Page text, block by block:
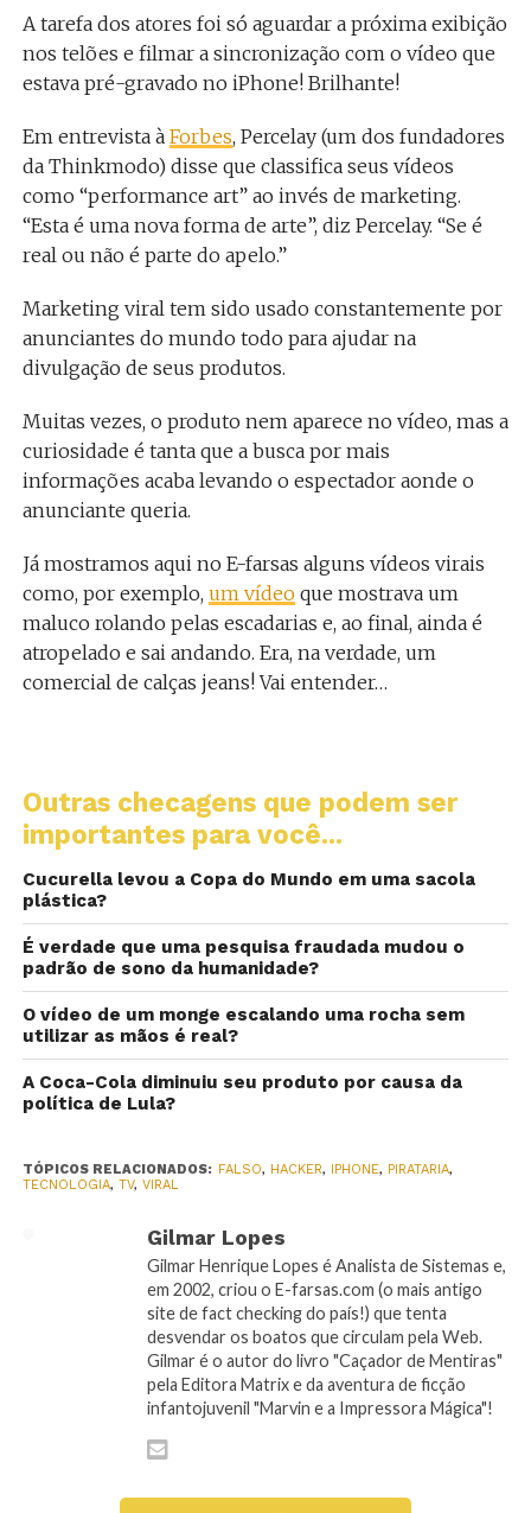
A tarefa dos atores foi só aguardar a próxima exibição
nos telões e filmar a sincronização com o vídeo que
estava pré-gravado no iPhone! Brilhante!
Em entrevista à Forbes, Percelay (um dos fundadores
da Thinkmodo) disse que classifica seus vídeos
como “performance art” ao invés de marketing.
“Esta é uma nova forma de arte”, diz Percelay. “Se é
real ou não é parte do apelo.”
Marketing viral tem sido usado constantemente por
anunciantes do mundo todo para ajudar na
divulgação de seus produtos.
Muitas vezes, o produto nem aparece no vídeo, mas a
curiosidade é tanta que a busca por mais
informações acaba levando o espectador aonde o
anunciante queria.
Já mostramos aqui no E-farsas alguns vídeos virais
como, por exemplo, um vídeoque mostrava um
maluco rolando pelas escadarias e, ao final, ainda é
atropelado e sai andando. Era, na verdade, um
comercial de calças jeans! Vai entender…
Outras checagens que podem ser
importantes para você...
Cucurella levou a Copa do Mundo em uma sacola
plástica?
É verdade que uma pesquisa fraudada mudou o
padrão de sono da humanidade?
O vídeo de um monge escalando uma rocha sem
utilizar as mãos é real?
A Coca-Cola diminuiu seu produto por causa da
política de Lula?
TÓPICOS RELACIONADOS: FALSO, HACKER, IPHONE, PIRATARIA,
TECNOLOGIA, TV, VIRAL
Gilmar Lopes
Gilmar Henrique Lopes é Analista de Sistemas e,
em 2002, criou o E-farsas.com (o mais antigo
site de fact checking do país!) que tenta
desvendar os boatos que circulam pela Web.
Gilmar é o autor do livro "Caçador de Mentiras"
pela Editora Matrix e da aventura de ficção
infantojuvenil "Marvin e a Impressora Mágica"!